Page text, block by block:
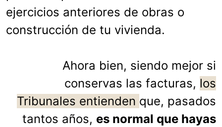
ejercicios anteriores de obras o
construcción de tu vivienda.
Ahora bien, siendo mejor si
conservas las facturas, los
Tribunales entienden que, pasados
tantos años, es normal que hayas